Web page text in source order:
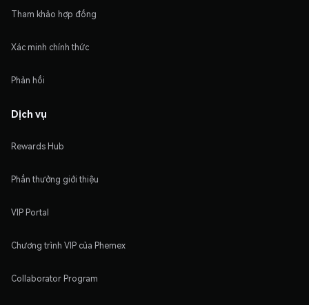
Tham khảo hợp đồng
Xác minh chính thức
Phản hồi
Dịch vụ
Rewards Hub
Phần thưởng giới thiệu
VIP Portal
Chương trình VIP của Phemex
Collaborator Program